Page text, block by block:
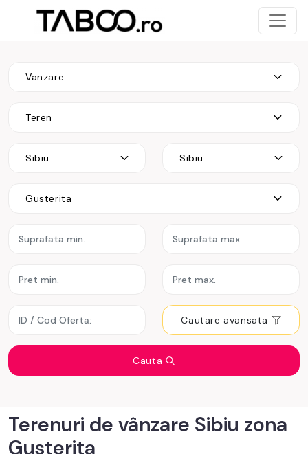
Vanzare
Teren
Sibiu Sibiu
Gusterita
Cautare avansata
Cauta
Terenuri de vânzare Sibiu zona
Gusterita